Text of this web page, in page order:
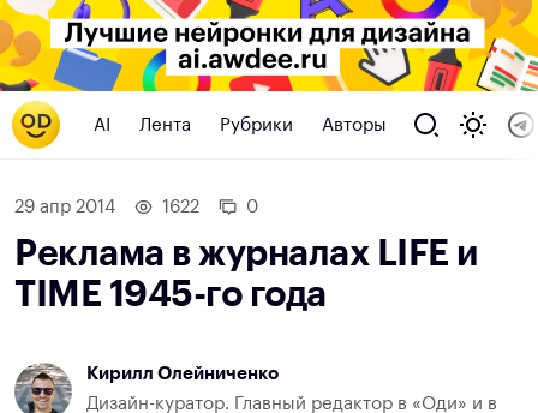
AI Лента Рубрики Авторы
29 апр 2014 1622 0
Реклама в журналах LIFE и
TIME 1945-го года
Кирилл Олейниченко
Дизайн-куратор. Главный редактор в «Оди» и в